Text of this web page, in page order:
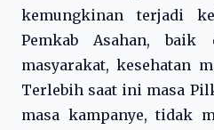
kemungkinan terjadi
Pemkab Asahan, baik
masyarakat, kesehatan
Terlebih saat ini masa
masa kampanye, tidak